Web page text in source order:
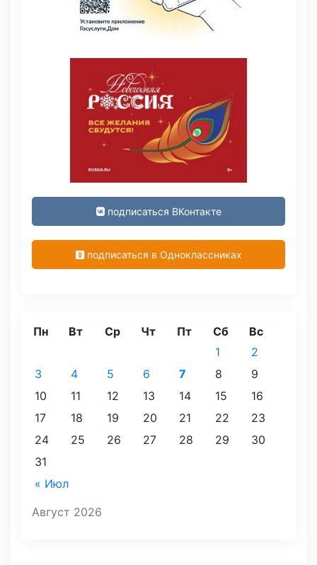
подписаться ВКонтакте
подписаться в Одноклассниках
Август 2026
Пн Вт Ср Чт Пт Сб Вс
« Июл
1
2
3
4 5 6 7 8
9
10
11 12 13 14 15
16
17
18 19 20 21 22
23
24
25 26 27 28 29
30
31